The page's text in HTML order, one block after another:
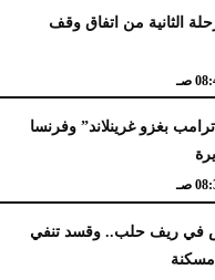
الثانية من اتفاق وقف
صـ
بغزو غرينلاند” وفرنسا
صـ
في ريف حلب.. وقسد تنفي